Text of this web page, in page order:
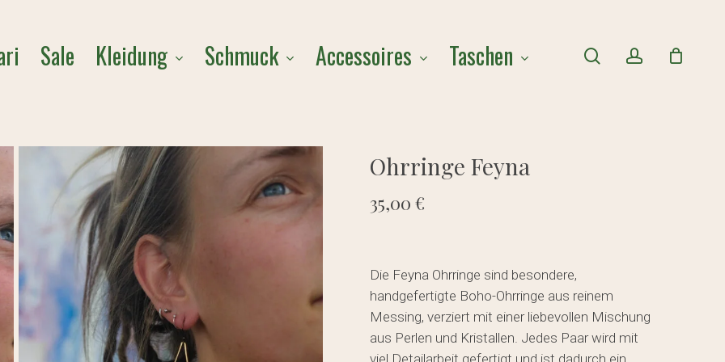
Sale Kleidung Schmuck Accessoires Taschen searchaccount
Cart
Ohrringe Feyna
35,00 €
Die Feyna Ohrringe sind besondere,
handgefertigte Boho-Ohrringe aus reinem
Messing, verziert mit einer liebevollen Mischung
aus Perlen und Kristallen. Jedes Paar wird mit
viel Detailarbeit gefertigt und ist dadurch ein